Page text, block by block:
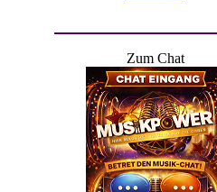
Zum Chat